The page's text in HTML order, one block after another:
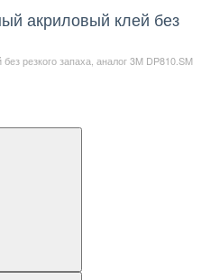
акриловый клей без
резкого запаха, аналог 3M DP810.SM